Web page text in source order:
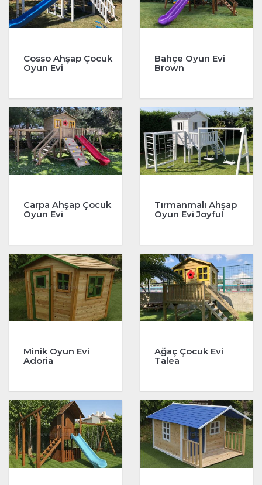
Cosso Ahşap Çocuk
Oyun Evi
Bahçe Oyun Evi
Brown
Carpa Ahşap Çocuk
Oyun Evi
Tırmanmalı Ahşap
Oyun Evi Joyful
Minik Oyun Evi
Adoria
Ağaç Çocuk Evi
Talea